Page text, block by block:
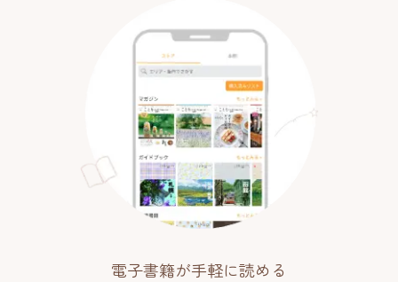
電子書籍が手軽に読める